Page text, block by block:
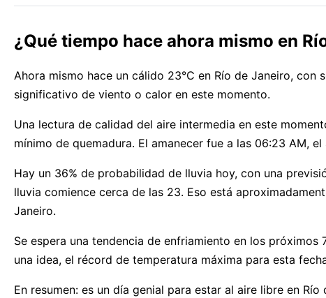
¿Qué tiempo hace ahora mismo en
Ahora mismo hace un cálido 23°C en Río de Janeiro,
significativo de viento o calor en este momento.
Una lectura de calidad del aire intermedia en este
mínimo de quemadura. El amanecer fue a las 06:23 AM,
Hay un 36% de probabilidad de lluvia hoy, con una
lluvia comience cerca de las 23. Eso está
Janeiro.
Se espera una tendencia de enfriamiento en los próximos
una idea, el récord de temperatura máxima para esta
En resumen: es un día genial para estar al aire libre en Río